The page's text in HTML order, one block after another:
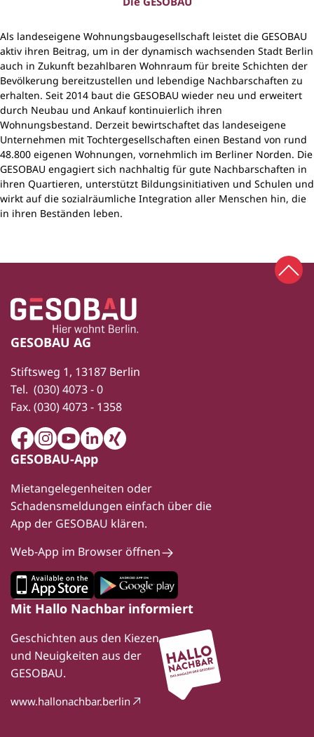
Als landeseigene Wohnungsbaugesellschaft leistet die GESOBAU
aktiv ihren Beitrag, um in der dynamisch wachsenden Stadt Berlin
auch in Zukunft bezahlbaren Wohnraum für breite Schichten der
Bevölkerung bereitzustellen und lebendige Nachbarschaften zu
erhalten. Seit 2014 baut die GESOBAU wieder neu und erweitert
durch Neubau und Ankauf kontinuierlich ihren
Wohnungsbestand. Derzeit bewirtschaftet das landeseigene
Unternehmen mit Tochtergesellschaften einen Bestand von rund
48.800 eigenen Wohnungen, vornehmlich im Berliner Norden. Die
GESOBAU engagiert sich nachhaltig für gute Nachbarschaften in
ihren Quartieren, unterstützt Bildungsinitiativen und Schulen und
wirkt auf die sozialräumliche Integration aller Menschen hin, die
in ihren Beständen leben.
Fußbereich
Zur Startseite
GESOBAU AG
Stiftsweg 1, 13187 Berlin
Tel. (030) 4073 - 0
Fax. (030) 4073 - 1358
FacebookInstagram
YoutubeLinkedIn
Xing
GESOBAU-App
Mietangelegenheiten oder
Schadensmeldungen einfach über die
App der GESOBAU klären.
Web-App im Browser öffnen
Mit Hallo Nachbar informiert
Geschichten aus den Kiezen
und Neuigkeiten aus der
GESOBAU.
www.hallonachbar.berlin